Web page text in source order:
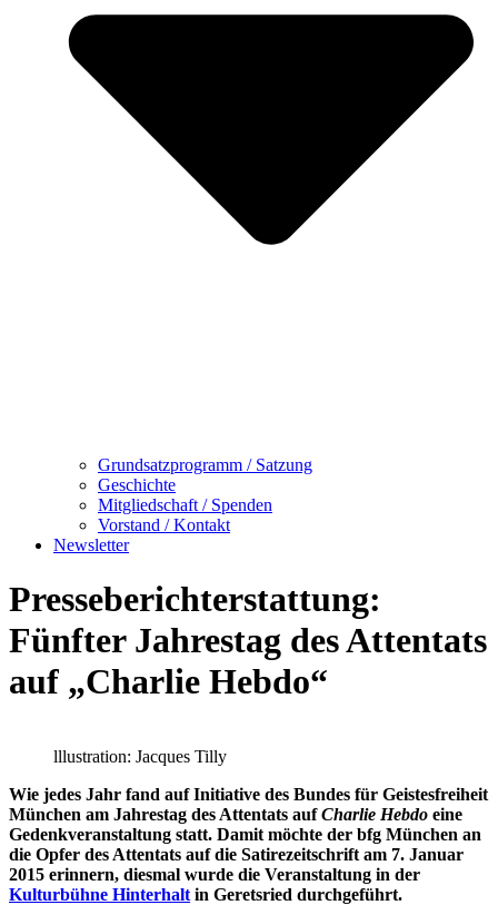
Grundsatzprogramm / Satzung
Geschichte
Mitgliedschaft / Spenden
Vorstand / Kontakt
Newsletter
Presseberichterstattung:
Fünfter Jahrestag des Attentats
auf „Charlie Hebdo“
lllustration: Jacques Tilly
Wie jedes Jahr fand auf Initiative des Bundes für Geistesfreiheit
München am Jahrestag des Attentats aufCharlie Hebdo eine
Gedenkveranstaltung statt. Damit möchte der bfg München an
die Opfer des Attentats auf die Satirezeitschrift am 7. Januar
2015 erinnern, diesmal wurde die Veranstaltung in der
Kulturbühne Hinterhalt in Geretsried durchgeführt.